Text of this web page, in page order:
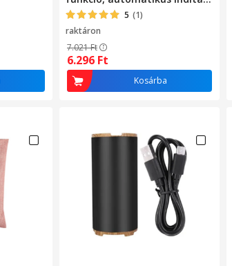
néma üzemmód, USB-C kábel,
10 m³ lefedettség, cserélhető
szűrő, fehér
5 (1)
raktáron
7.021Ft
6.296 Ft
Kosárba